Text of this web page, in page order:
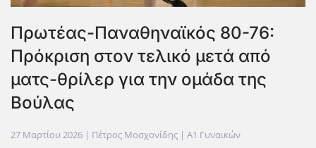
Πρωτέας-Παναθηναϊκός 80-76:
Πρόκριση στον τελικό μετά από
ματς-θρίλερ για την ομάδα της
Βούλας
27 Μαρτίου 2026 | Πέτρος Μοσχονίδης | Α1 Γυναικών